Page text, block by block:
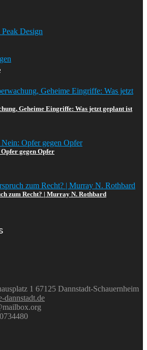
Geheime Eingriffe: Was jetzt geplant ist
gegen Opfer
zum Recht? | Murray N. Rothbard
1 67125 Dannstadt-Schauernheim
dannstadt.de